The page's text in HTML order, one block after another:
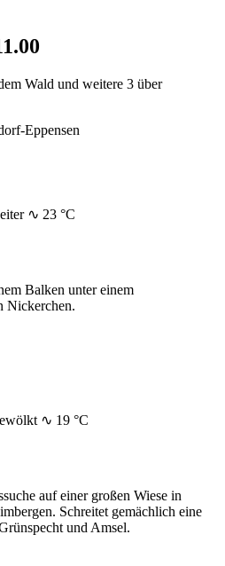
Wald und weitere 3 über
Eppensen
∿ 23 °C
Balken unter einem
Nickerchen.
∿ 19 °C
auf einer großen Wiese in
Schreitet gemächlich eine
und Amsel.